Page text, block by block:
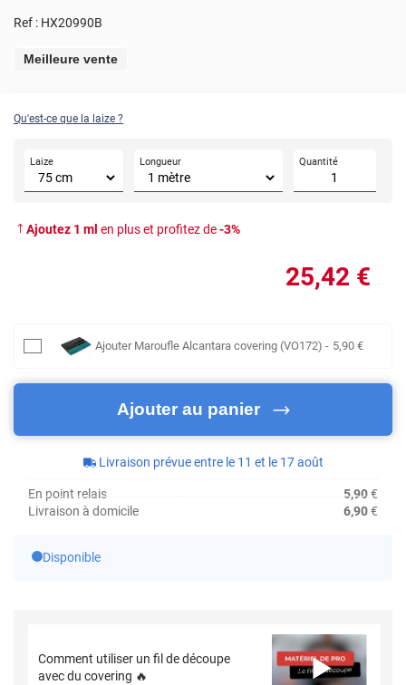
Ref : HX20990B
Meilleure vente
Qu'est-ce que la laize ?
Laize Longueur Quantité
Ajoutez 1 ml en plus et profitez de-3%
25,42 €
Ajouter Maroufle Alcantara covering (VO172) - 5,90 €
Ajouter au panier
Livraison prévue entre le 11 et le 17 août
En point relais 5,90€
Livraison à domicile
6,90€
Disponible
Comment utiliser un fil de découpe
avec du covering 🔥